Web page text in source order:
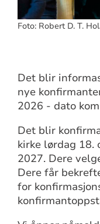
Foto: Robert D. T.
Det blir
nye
2026 - dato
Det blir
kirke lørdag 18.
2027. Dere
Dere får
for